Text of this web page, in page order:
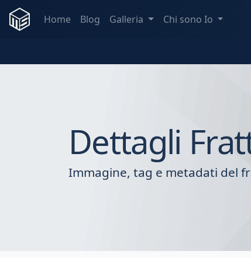
Home Blog Galleria Chi sono Io
Dettagli
Immagine, tag e metadati del